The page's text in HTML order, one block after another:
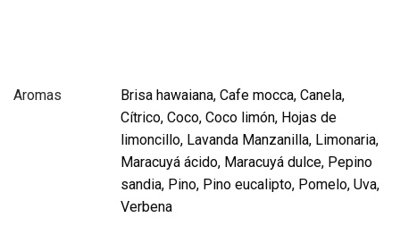
Aromas
Brisa hawaiana, Cafe mocca, Canela,
Cítrico, Coco, Coco limón, Hojas de
limoncillo, Lavanda Manzanilla, Limonaria,
Maracuyá ácido, Maracuyá dulce, Pepino
sandia, Pino, Pino eucalipto, Pomelo, Uva,
Verbena